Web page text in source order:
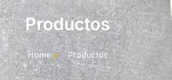
Productos
Home Productos